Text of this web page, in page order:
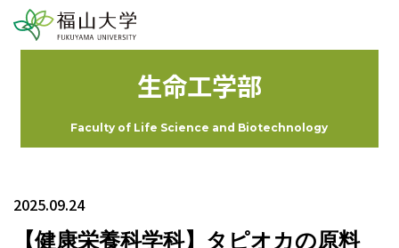
生命工学部
Faculty of Life Science and Biotechnology
2025.09.24
【健康栄養科学科】タピオカの原料